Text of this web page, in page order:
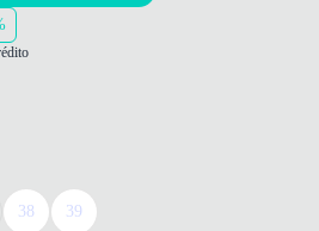
38 39